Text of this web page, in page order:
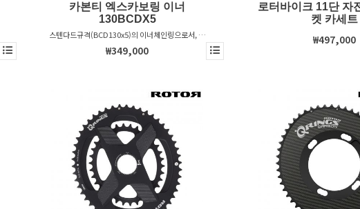
카본티 엑스카보링 이너
130BCDX5
스텐다드규격(BCD130x5)의 이너체인링으로서, 시
마노(11S), 스램(11S) 그리고 캄파놀로(11S / 12S)에
호환됩니다.
₩349,000
로터바이크 11단 자
켓 카세트
₩497,000